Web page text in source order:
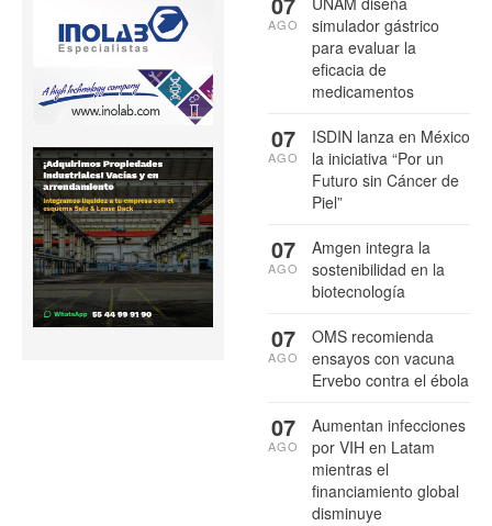
simulador gástrico
para evaluar la
eficacia de
medicamentos
AGO
ISDIN lanza en México
la iniciativa “Por un
Futuro sin Cáncer de
Piel”
07
AGO
Amgen integra la
sostenibilidad en la
biotecnología
07
AGO
OMS recomienda
ensayos con vacuna
Ervebo contra el ébola
07
AGO
Aumentan infecciones
por VIH en Latam
mientras el
financiamiento global
disminuye
07
AGO